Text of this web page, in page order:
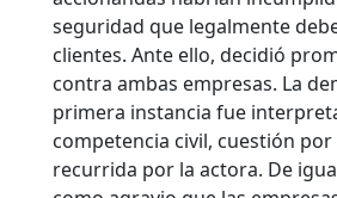
seguridad que legalmente
clientes. Ante ello, decidió
contra ambas empresas. La
primera instancia fue
competencia civil, cuestión
recurrida por la actora. De